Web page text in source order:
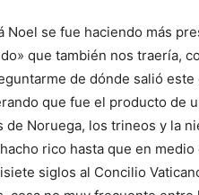
Noel se fue haciendo más
que también nos traería,
de dónde salió
que fue el producto de
de Noruega, los trineos y la
rico hasta que en
siglos al Concilio